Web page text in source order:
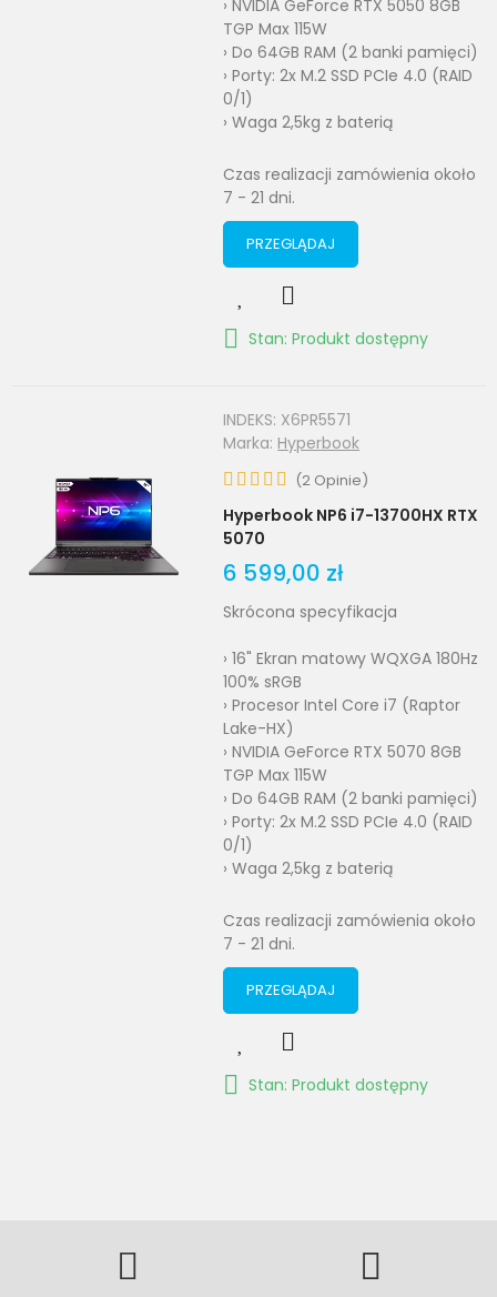
› NVIDIA GeForce RTX 5050 8GB
TGP Max 115W
› Do 64GB RAM (2 banki pamięci)
› Porty: 2x M.2 SSD PCIe 4.0 (RAID
0/1)
› Waga 2,5kg z baterią
Czas realizacji zamówienia około
7 - 21 dni.
PRZEGLĄDAJ
Stan: Produkt dostępny
INDEKS: X6PR5571
Marka: Hyperbook
(2 Opinie)
Hyperbook NP6 i7-13700HX RTX
5070
6 599,00 zł
Skrócona specyfikacja
› 16" Ekran matowy WQXGA 180Hz
100% sRGB
› Procesor Intel Core i7 (Raptor
Lake-HX)
› NVIDIA GeForce RTX 5070 8GB
TGP Max 115W
› Do 64GB RAM (2 banki pamięci)
› Porty: 2x M.2 SSD PCIe 4.0 (RAID
0/1)
› Waga 2,5kg z baterią
Czas realizacji zamówienia około
7 - 21 dni.
PRZEGLĄDAJ
Stan: Produkt dostępny